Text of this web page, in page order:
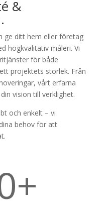
&
ge ditt hem eller företag
högkvalitativ måleri. Vi
för både
projektets storlek. Från
vårt erfarna
vision till verklighet.
och enkelt – vi
behov för att